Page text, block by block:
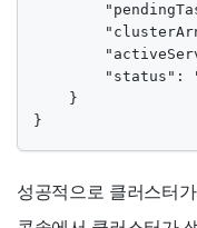
"status":
    }
}
성공적으로 클러스터